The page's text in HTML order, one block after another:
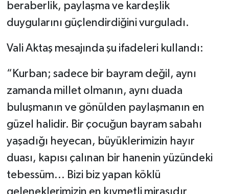
beraberlik, paylaşma ve kardeşlik
duygularını güçlendirdiğini vurguladı.
Vali Aktaş mesajında şu ifadeleri kullandı:
“Kurban; sadece bir bayram değil, aynı
zamanda millet olmanın, aynı duada
buluşmanın ve gönülden paylaşmanın en
güzel halidir. Bir çocuğun bayram sabahı
yaşadığı heyecan, büyüklerimizin hayır
duası, kapısı çalınan bir hanenin yüzündeki
tebessüm… Bizi biz yapan köklü